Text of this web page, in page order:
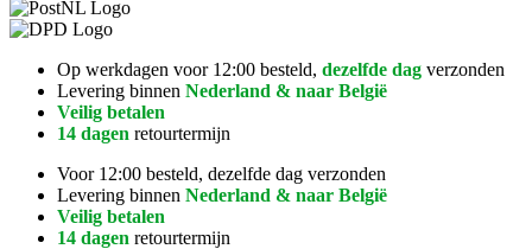
Op werkdagen voor 12:00 besteld, dezelfde dag verzonden
Levering binnen Nederland & naar België
Veilig betalen
14 dagen retourtermijn
Voor 12:00 besteld, dezelfde dag verzonden
Levering binnen Nederland & naar België
Veilig betalen
14 dagen retourtermijn